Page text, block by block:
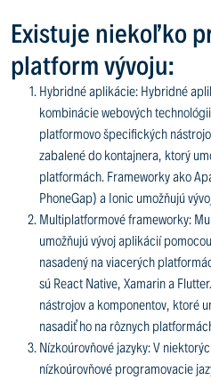
Existuje niekoľko
platform vývoju:
Hybridné aplikácie: Hybridné
kombinácie webových
platformovo špecifických
zabalené do kontajnera, ktorý
platformách. Frameworky ako
PhoneGap) a Ionic umožňujú
Multiplatformové frameworky:
umožňujú vývoj aplikácií
nasadený na viacerých
sú React Native, Xamarin a
nástrojov a komponentov, ktoré
nasadiť ho na rôznych
Nízkoúrovňové jazyky: V
nízkoúrovňové programovacie